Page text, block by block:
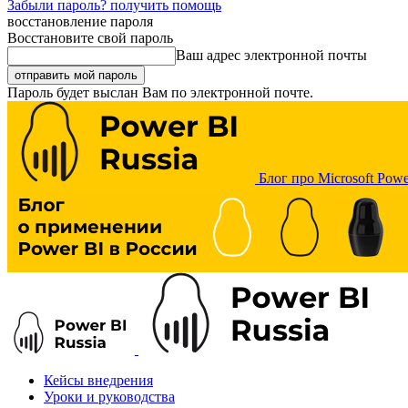
Забыли пароль? получить помощь
восстановление пароля
Восстановите свой пароль
Ваш адрес электронной почты
Пароль будет выслан Вам по электронной почте.
Блог про Microsoft
Кейсы внедрения
Уроки и руководства